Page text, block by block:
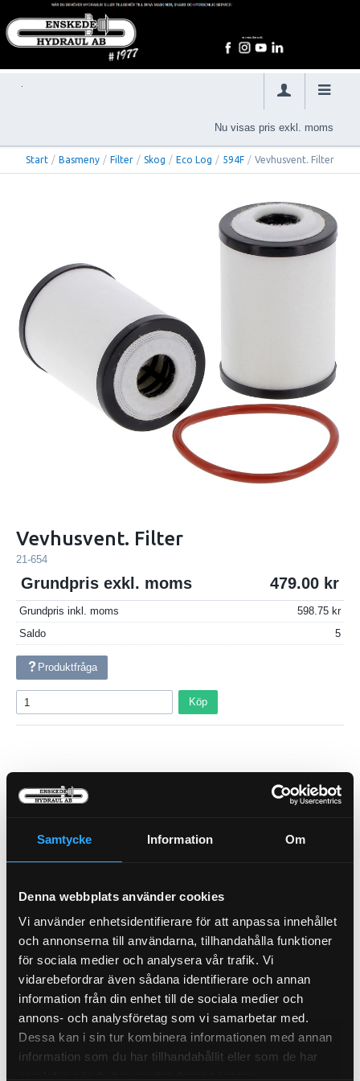
Samtycke Information Om
Denna webbplats använder cookies
Vi använder enhetsidentifierare för att anpassa innehållet
och annonserna till användarna, tillhandahålla funktioner
för sociala medier och analysera vår trafik. Vi
vidarebefordrar även sådana identifierare och annan
information från din enhet till de sociala medier och
annons- och analysföretag som vi samarbetar med.
Dessa kan i sin tur kombinera informationen med annan
information som du har tillhandahållit eller som de har
Nu visas pris exkl. moms
Start / Basmeny / Filter / Skog / Eco Log / 594F / Vevhusvent. Filter
Vevhusvent. Filter
21-654
Grundpris exkl. moms 479.00
Grundpris inkl. moms
598.75
Saldo
5
Produktfråga
Köp
Bränslefilter Vattensep.
21-3227
Köp
21-1134
Köp